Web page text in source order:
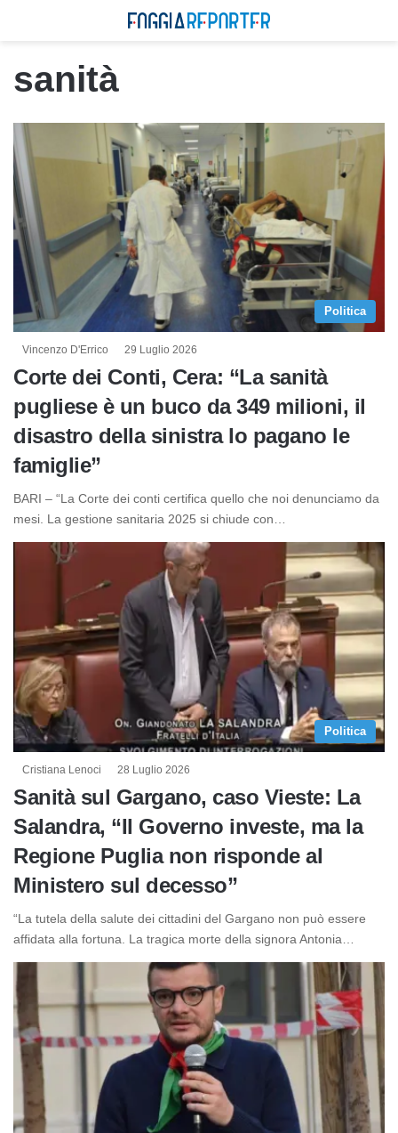
sanità
Politica
Vincenzo D'Errico 29 Luglio 2026
Corte dei Conti, Cera: “La sanità
pugliese è un buco da 349 milioni, il
disastro della sinistra lo pagano le
famiglie”
BARI – “La Corte dei conti certifica quello che noi denunciamo da
mesi. La gestione sanitaria 2025 si chiude con…
Politica
Cristiana Lenoci 28 Luglio 2026
Sanità sul Gargano, caso Vieste: La
Salandra, “Il Governo investe, ma la
Regione Puglia non risponde al
Ministero sul decesso”
“La tutela della salute dei cittadini del Gargano non può essere
affidata alla fortuna. La tragica morte della signora Antonia…